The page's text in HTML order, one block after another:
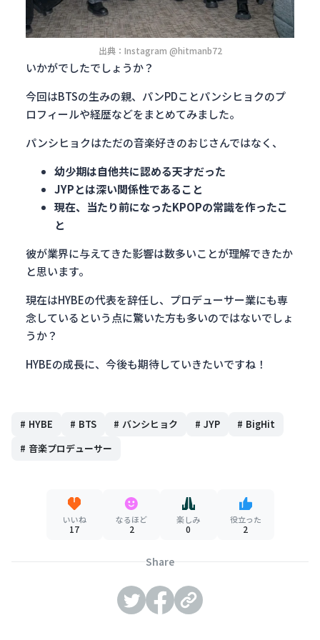
出典：Instagram @hitmanb72
いかがでしたでしょうか？
今回はBTSの生みの親、パンPDことパンシヒョクのプ
ロフィールや経歴などをまとめてみました。
パンシヒョクはただの音楽好きのおじさんではなく、
幼少期は自他共に認める天才だった
JYPとは深い関係性であること
現在、当たり前になったKPOPの常識を作ったこ
と
彼が業界に与えてきた影響は数多いことが理解できたか
と思います。
現在はHYBEの代表を辞任し、プロデューサー業にも専
念しているという点に驚いた方も多いのではないでしょ
うか？
HYBEの成長に、今後も期待していきたいですね！
# HYBE # BTS # バンシヒョク # JYP # BigHit
# 音楽プロデューサー
いいね
17
なるほど
2
楽しみ
0
役立った
2
Share